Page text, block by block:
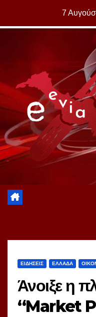
7
ΕΙΔΗΣΕΙΣ ΕΛΛΑΔΑ
Άνοιξε η
“Market